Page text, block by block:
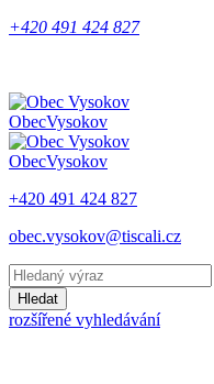
+420 491 424 827
ObecVysokov
ObecVysokov
+420 491 424 827
obec.vysokov@tiscali.cz
Hledat
rozšířené vyhledávání